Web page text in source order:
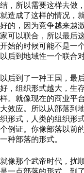
结，所以需要这样去做
就造成了这样的情况，
好的，因为竞争越来越
家可以联合，所以最后
开始的时候可能不是一
以后到地域性一个联合
以后到了一种王国，最
好，组织形式越大，生
样。就像现在的商业平
大效应。所以从部落到
织形式，人类的组织形
个例证。你像部落以前
一种部落的形式。
就像那个武帝时代，扰